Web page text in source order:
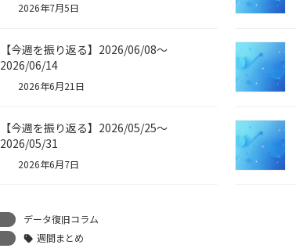
2026年7月5日
【今週を振り返る】2026/06/08〜
2026/06/14
2026年6月21日
【今週を振り返る】2026/05/25〜
2026/05/31
2026年6月7日
データ復旧コラム
週間まとめ